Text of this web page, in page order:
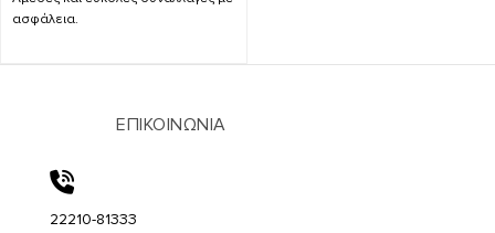
ασφάλεια.
ΕΠΙΚΟΙΝΩΝΙΑ
22210-81333